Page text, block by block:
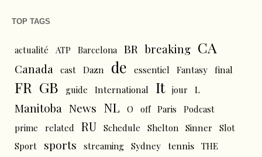
TOP TAGS
actualité ATP Barcelona BR breaking CA
Canada cast Dazn de essentiel Fantasy final
FR GB guide International It jour L
Manitoba News NL O off Paris
Podcast
prime
related RU Schedule Shelton Sinner
Slot
Sport
sports streaming Sydney tennis THE